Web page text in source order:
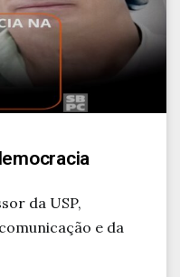
da USP,
e da